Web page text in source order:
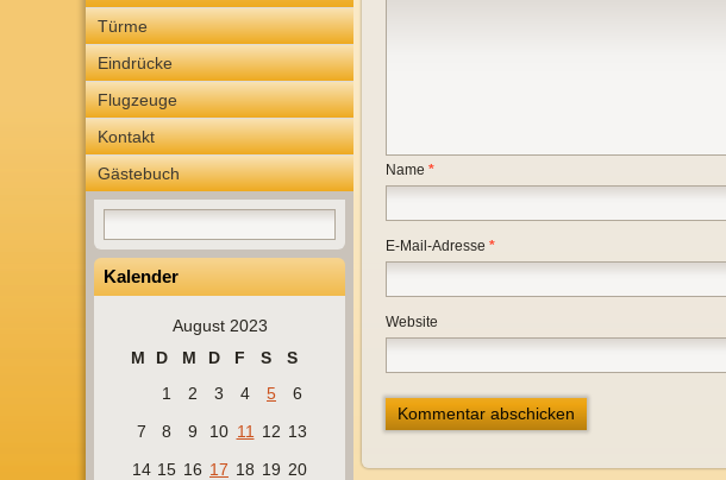
Türme
Eindrücke
Flugzeuge
Kontakt
Gästebuch
Kalender
August 2023
M
D M D F S
S
1
2 3 4 5
6
7
8 9 10 11 12 13
14 15 16 17 18 19 20
Name *
E-Mail-Adresse *
Website